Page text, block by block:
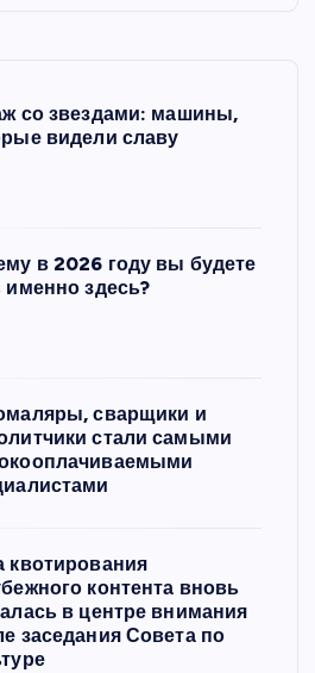
со звездами: машины,
видели славу
в 2026 году вы будете
именно здесь?
сварщики и
стали самыми
квотирования
контента вновь
в центре внимания
заседания Совета по